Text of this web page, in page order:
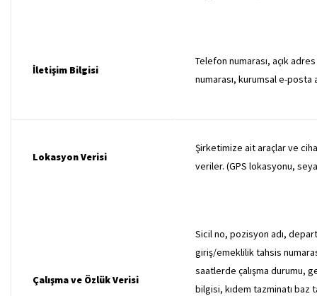
İletişim Bilgisi
Telefon numarası, açık
numarası, kurumsal e-posta
Lokasyon Verisi
Şirketimize ait araçlar ve
veriler. (GPS lokasyonu,
Çalışma ve Özlük Verisi
Sicil no, pozisyon adı,
giriş/emeklilik tahsis
saatlerde çalışma durumu,
bilgisi, kıdem tazminatı baz